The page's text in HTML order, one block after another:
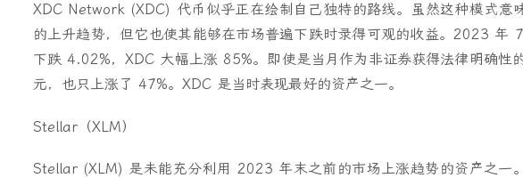
XDC Network (XDC) 代币似乎正在绘制自己独特的路线。虽然这种模式意
的上升趋势，但它也使其能够在市场普遍下跌时录得可观的收益。2023 年
下跌 4.02%，XDC 大幅上涨 85%。即使是当月作为非证券获得法律明确性
元，也只上涨了 47%。XDC 是当时表现最好的资产之一。
Stellar（XLM）
Stellar (XLM) 是未能充分利用 2023 年末之前的市场上涨趋势的资产之一